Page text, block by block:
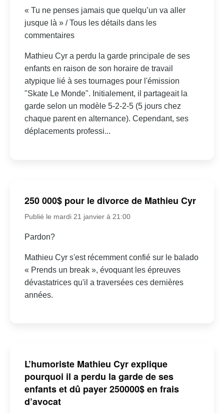
« Tu ne penses jamais que quelqu’un va aller
jusque là » / Tous les détails dans les
commentaires
Mathieu Cyr a perdu la garde principale de ses
enfants en raison de son horaire de travail
atypique lié à ses tournages pour l'émission
"Skate Le Monde". Initialement, il partageait la
garde selon un modèle 5-2-2-5 (5 jours chez
chaque parent en alternance). Cependant, ses
déplacements professi...
250 000$ pour le divorce de Mathieu Cyr
Publié le mardi 21 janvier à 21:00
Pardon?
Mathieu Cyr s'est récemment confié sur le balado
« Prends un break », évoquant les épreuves
dévastatrices qu'il a traversées ces dernières
années.
L’humoriste Mathieu Cyr explique
pourquoi il a perdu la garde de ses
enfants et dû payer 250000$ en frais
d’avocat